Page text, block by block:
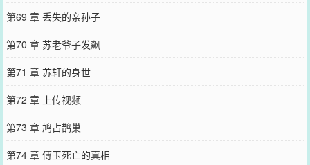
第69 章 丢失的亲孙子
第70 章 苏老爷子发飙
第71 章 苏轩的身世
第72 章 上传视频
第73 章 鸠占鹊巢
第74 章 傅玉死亡的真相